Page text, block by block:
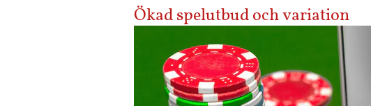
Ökad spelutbud och variation